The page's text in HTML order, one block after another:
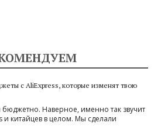
с AliExpress, которые изменят твою
бюджетно. Наверное, именно так звучит
и китайцев в целом. Мы сделали